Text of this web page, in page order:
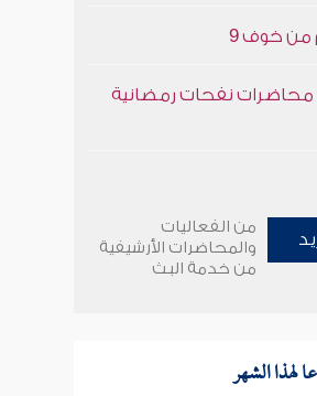
من خوف 9
نفحات رمضانية
من الفعاليات
والمحاضرات الأرشيفية
من خدمة البث
لهذا الشهر